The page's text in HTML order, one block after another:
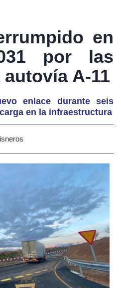
en
por las
A-11
enlace durante seis
en la infraestructura